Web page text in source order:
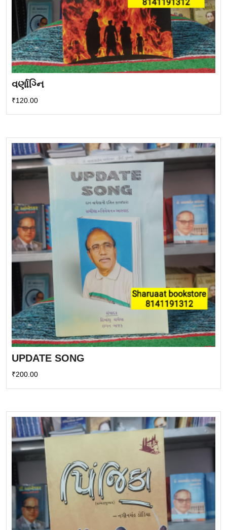
વર્ણાગ્નિ
₹120.00
UPDATE SONG
₹200.00